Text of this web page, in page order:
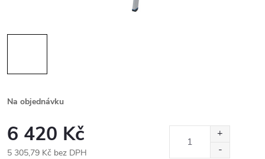
Na objednávku
6 420 Kč
5 305,79 Kč bez DPH